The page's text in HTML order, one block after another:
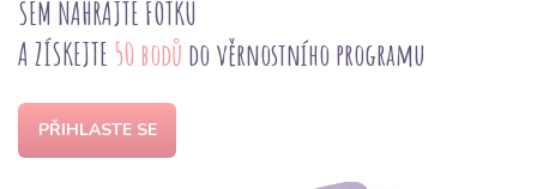
SEM NAHRAJTE FOTKU
A ZÍSKEJTE 50 bodů do věrnostního programu
PŘIHLASTE SE